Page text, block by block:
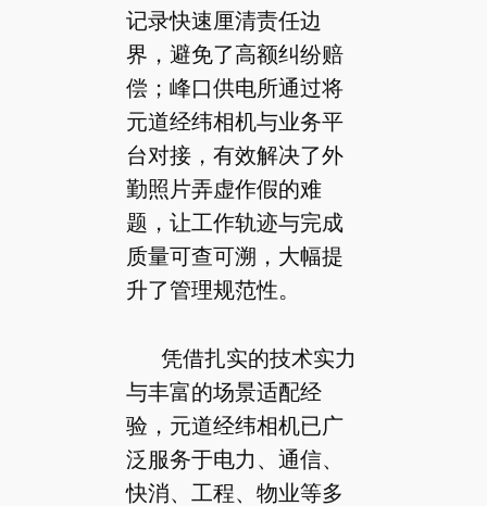
记录快速厘清责任边
界，避免了高额纠纷赔
偿；峰口供电所通过将
元道经纬相机与业务平
台对接，有效解决了外
勤照片弄虚作假的难
题，让工作轨迹与完成
质量可查可溯，大幅提
升了管理规范性。
凭借扎实的技术实力
与丰富的场景适配经
验，元道经纬相机已广
泛服务于电力、通信、
快消、工程、物业等多